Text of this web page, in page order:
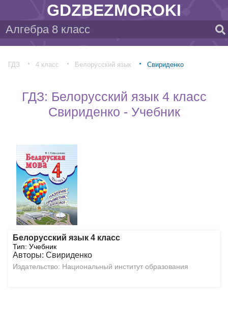
GDZBEZMOROKI
ГДЗ 4 класс Белорусский язык Свириденко
ГДЗ: Белорусский язык 4 класс
Свириденко - Учебник
Белорусский язык 4 класс
Тип: Учебник
Авторы: Свириденко
Издательство: Национальный институт образования